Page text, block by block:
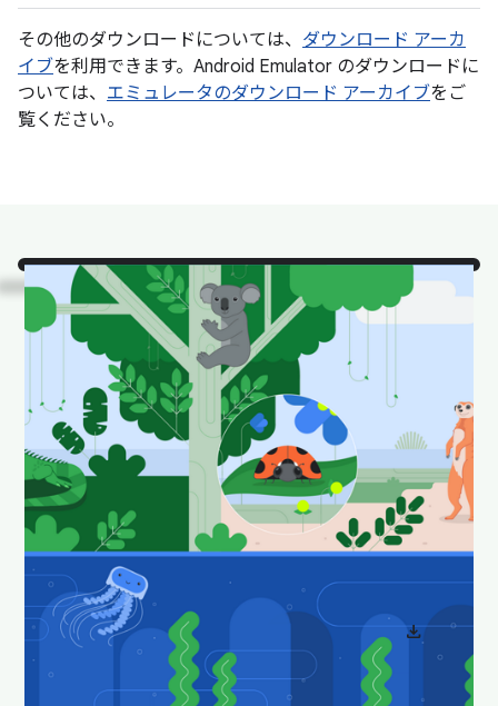
その他のダウンロードについては、 ダウンロード アーカ
イブを利用できます。Android Emulator のダウンロードに
ついては、 エミュレータのダウンロード アーカイブをご
覧ください。
ご覧ください。 自然の生
息環境にいる、Android
Studio の人気動物たちで
す。
ダウンロードして壁紙として設定すると、デスクト
ップを楽しい雰囲気に保つことができます。
Android Studio の壁紙をダウンロード download